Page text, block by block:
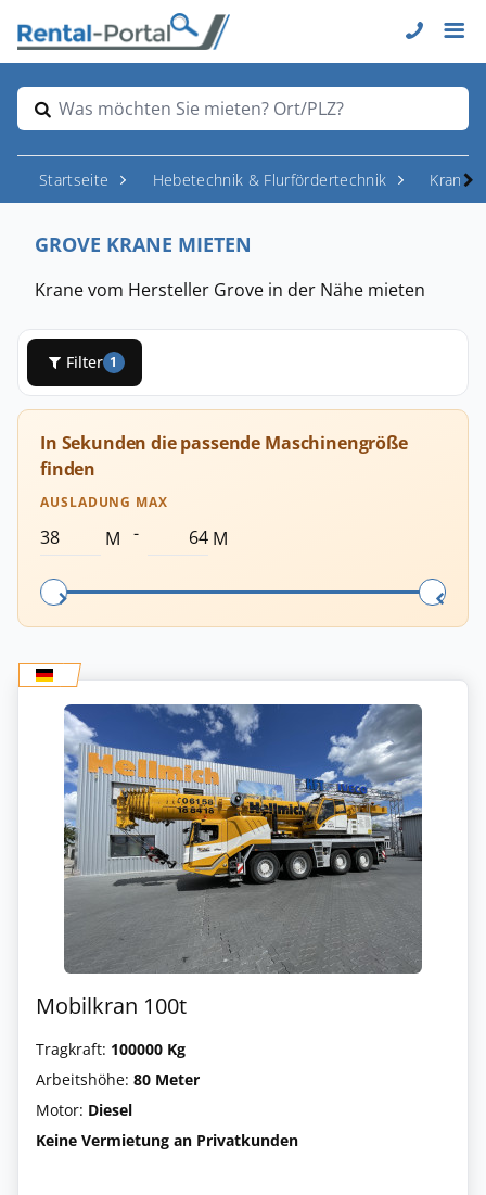
Was möchten Sie mieten? Ort/PLZ?
Startseite Hebetechnik & Flurfördertechnik Krane
GROVE KRANE MIETEN
Krane vom Hersteller Grove in der Nähe mieten
Filter 1
In Sekunden die passende Maschinengröße
finden
AUSLADUNG MAX
M - M
Mobilkran 100t
Tragkraft: 100000 Kg
Arbeitshöhe: 80 Meter
Motor: Diesel
Keine Vermietung an Privatkunden